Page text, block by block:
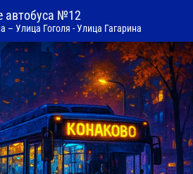
автобуса №12
– Улица Гоголя - Улица Гагарина